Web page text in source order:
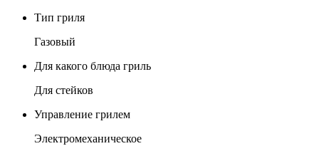
Тип гриля
Газовый
Для какого блюда гриль
Для стейков
Управление грилем
Электромеханическое